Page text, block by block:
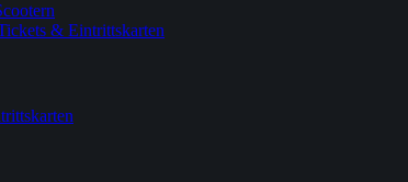
& Eintrittskarten